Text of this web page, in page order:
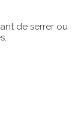
de serrer ou